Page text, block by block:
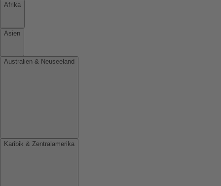
Afrika
Asien
Australien & Neuseeland
Karibik & Zentralamerika